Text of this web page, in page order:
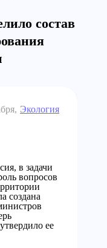
состав
Экология
в задачи
вопросов
создана
ее